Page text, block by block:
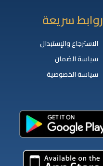
روابط سريعة
الاسترجاع والإستبدال
سياسة الضمان
سياسة الخصوصية